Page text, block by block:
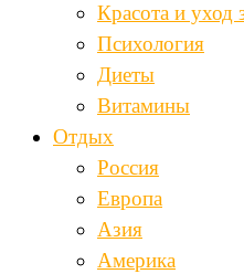
Красота и уход
Психология
Диеты
Витамины
Отдых
Россия
Европа
Азия
Америка